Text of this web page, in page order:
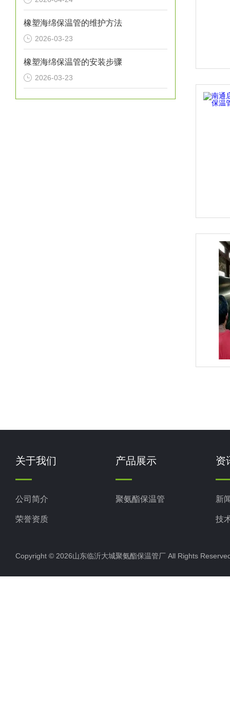
橡塑海绵保温管的维护方法
2026-03-23
橡塑海绵保温管的安装步骤
2026-03-23
关于我们
公司简介
荣誉资质
产品展示
聚氨酯保温管
资
新
技
Copyright © 2026山东临沂大城聚氨酯保温管厂 All Rights